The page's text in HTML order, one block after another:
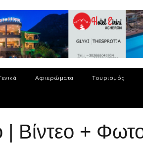
Αφιερώματα Τουρισμός
Βίντεο +